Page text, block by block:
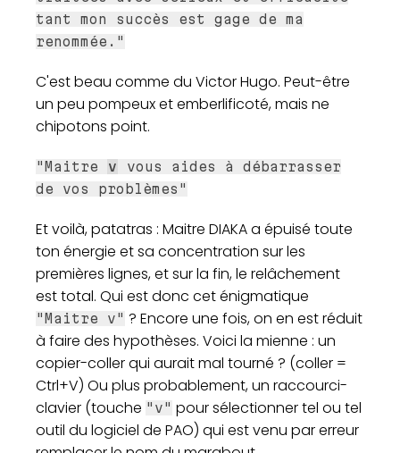
tant mon succès est gage de ma
renommée."
C'est beau comme du Victor Hugo. Peut-être
un peu pompeux et emberlificoté, mais ne
chipotons point.
"Maitre v
vous aides à débarrasser
de vos problèmes"
Et voilà, patatras : Maitre DIAKA a épuisé toute
ton énergie et sa concentration sur les
premières lignes, et sur la fin, le relâchement
est total. Qui est donc cet énigmatique
"Maitre v" ? Encore une fois, on en est réduit
à faire des hypothèses. Voici la mienne : un
copier-coller qui aurait mal tourné ? (coller =
Ctrl+V) Ou plus probablement, un raccourci-
clavier (touche "v" pour sélectionner tel ou tel
outil du logiciel de PAO) qui est venu par erreur